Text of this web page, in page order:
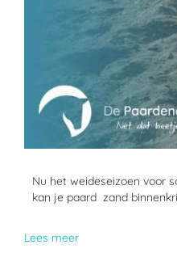
Nu het weideseizoen voor
kan je paard zand
Lees meer